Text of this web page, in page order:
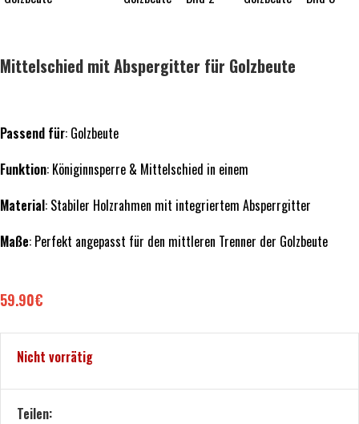
Mittelschied mit Abspergitter für Golzbeute
Passend für: Golzbeute
Funktion: Königinnsperre & Mittelschied in einem
Material: Stabiler Holzrahmen mit integriertem Absperrgitter
Maße: Perfekt angepasst für den mittleren Trenner der Golzbeute
59.90€
Nicht vorrätig
Teilen: